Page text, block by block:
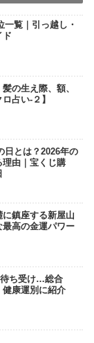
一覧｜引っ越し・
ド
の生え際、額、
占い‐２】
日とは？2026年の
由｜宝くじ購
に鎮座する新屋山
高の金運パワー
待ち受け…総合
康運別に紹介